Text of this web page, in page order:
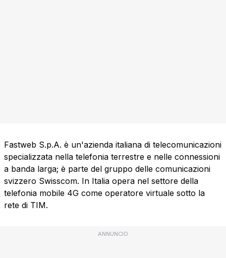
Fastweb S.p.A. è un'azienda italiana di telecomunicazioni
specializzata nella telefonia terrestre e nelle connessioni
a banda larga; è parte del gruppo delle comunicazioni
svizzero Swisscom. In Italia opera nel settore della
telefonia mobile 4G come operatore virtuale sotto la
rete di TIM.
ANNUNCIO